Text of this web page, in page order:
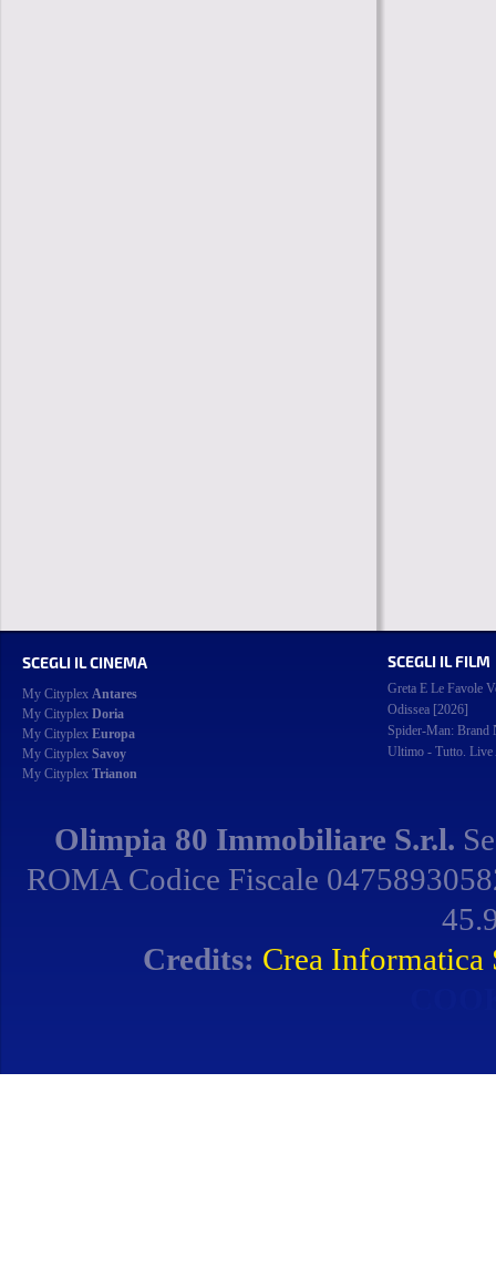
SCEGLI IL CINEMA
My Cityplex Antares
My Cityplex Doria
My Cityplex Europa
My Cityplex Savoy
My Cityplex Trianon
SCEGLI IL FILM
Greta E Le Favole
Odissea [2026]
Spider-Man: Brand
Ultimo - Tutto. Live
Olimpia 80 Immobiliare S.r.l.
ROMA Codice Fiscale
Credits: Crea Informatica